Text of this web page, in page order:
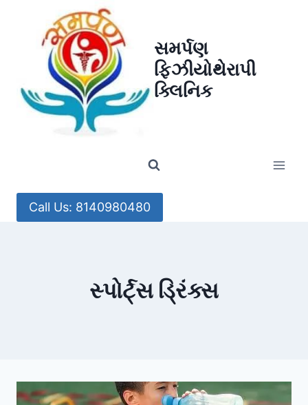
સમર્પણ
ફિઝીયોથેરાપી
ક્લિનિક
Call Us: 8140980480
સ્પોર્ટ્સ ડ્રિંક્સ